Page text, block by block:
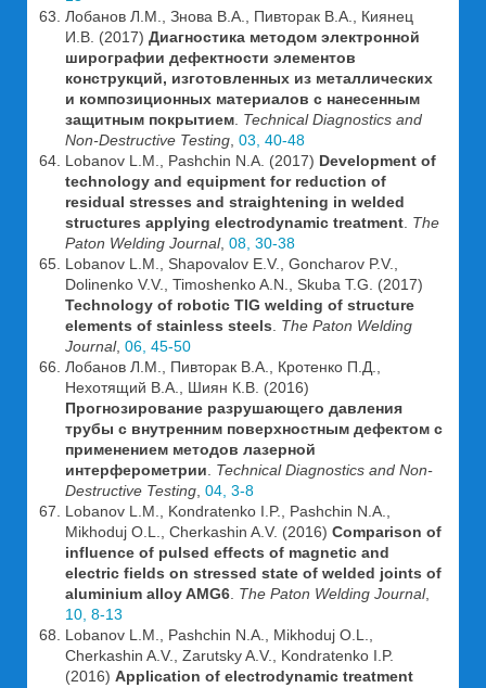
Лобанов Л.М., Знова В.А., Пивторак В.А., Киянец
И.В. (2017) Диагностика методом электронной
ширографии дефектности элементов
конструкций, изготовленных из металлических
и композиционных материалов с нанесенным
защитным покрытием Technical Diagnostics and
Non-Destructive Testing 03, 40-48
Lobanov L.M., Pashchin N.A. (2017) Development of
technology and equipment for reduction of
residual stresses and straightening in welded
structures applying electrodynamic treatment The
Paton Welding Journal, 08, 30-38
Lobanov L.M., Shapovalov E.V., Goncharov P.V.,
Dolinenko V.V., Timoshenko A.N., Skuba T.G. (2017)
Technology of robotic TIG welding of structure
elements of stainless steels
The Paton Welding
Journal, 06, 45-50
Лобанов Л.М., Пивторак В.А., Кротенко П.Д.,
Нехотящий В.А., Шиян К.В. (2016)
Прогнозирование разрушающего давления
трубы с внутренним поверхностным дефектом с
применением методов лазерной
интерферометрии
Technical Diagnostics and Non-
Destructive Testing 04, 3-8
Lobanov L.M., Kondratenko I.P., Pashchin N.A.,
Mikhoduj O.L., Cherkashin A.V. (2016) Comparison of
influence of pulsed effects of magnetic and
electric fields on stressed state of welded joints of
aluminium alloy AMG6 The Paton Welding Journal,
10, 8-13
Lobanov L.M., Pashchin N.A., Mikhoduj O.L.,
Cherkashin A.V., Zarutsky A.V., Kondratenko I.P.
(2016) Application of electrodynamic treatment